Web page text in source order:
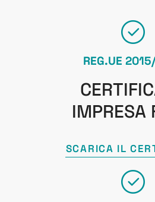
REG.UE
IMPRESA
SCARICA IL